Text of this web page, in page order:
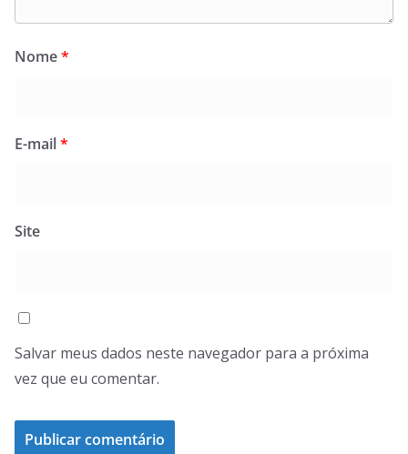
Nome*
E-mail*
Site
Salvar meus dados neste navegador para a próxima
vez que eu comentar.